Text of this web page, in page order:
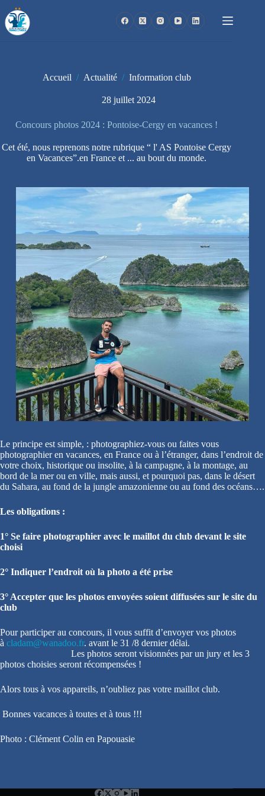
au
contenu
Accueil / Actualité / Information club
28 juillet 2024
Concours photos 2024 : Pontoise-Cergy en vacances !
Cet été, nous reprenons notre rubrique “ l' AS Pontoise Cergy
en Vacances”.en France et ... au bout du monde.
Le principe est simple, : photographiez-vous ou faites vous
photographier en vacances, en France ou à l’étranger, dans l’endroit de
votre choix, historique ou insolite, à la campagne, à la montage, au
bord de la mer ou en ville, mais aussi, et pourquoi pas, dans le désert
du Sahara, au fond de la jungle amazonienne ou au fond des océans….
Les obligations :
1° Se faire photographier avec le maillot du club devant le site
choisi
2° Indiquer l’endroit où la photo a été prise
3° Accepter que les photos envoyées soient diffusées sur le site du
club
Pour participer au concours, il vous suffit d’envoyer vos photos
à cladam@wanadoo.fr. avant le 31 /8 dernier délai.
Les photos seront visionnées par un jury et les 3
photos choisies seront récompensées !
Alors tous à vos appareils, n’oubliez pas votre maillot club.
Bonnes vacances à toutes et à tous !!!
Photo : Clément Colin en Papouasie